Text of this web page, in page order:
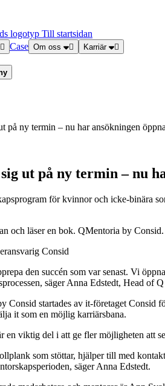
logotyp Till startsidan
Case Om oss Karriär
på ny termin – nu har ansökningen
ut på ny termin – nu
för kvinnor och icke-binära
och läser en bok. QMentoria by Consid.
Consid
den succén som var senast. Vi
säger Anna Edstedt, Head of
Consid startades av it-företaget Consid
it som en möjlig karriärsbana.
en viktig del i att ge fler möjligheten att
som stöttar, hjälper till med
säger Anna Edstedt.